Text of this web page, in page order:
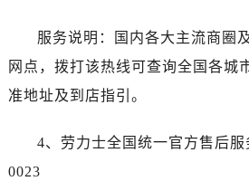
服务说明：国内各大主流商圈
网点，拨打该热线可查询全国各城
准地址及到店指引。
4、劳力士全国统一官方售后
0023